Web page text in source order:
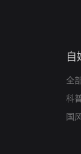
自
全
科
国